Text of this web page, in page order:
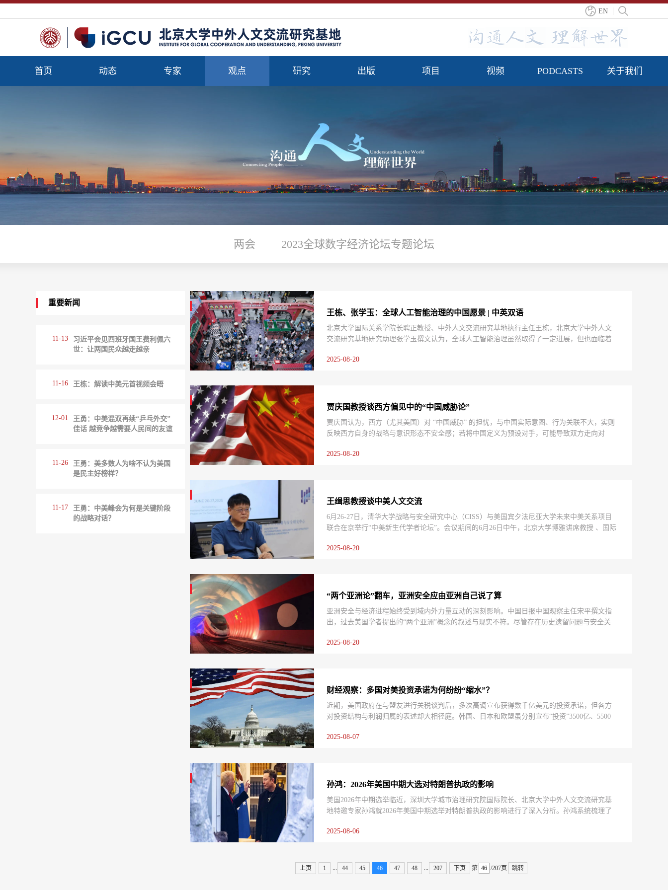
EN
首页 动态 专家 观点 研究 出版 项目 视频 PODCASTS 关于我们
两会 2023全球数字经济论坛专题论坛
王栋、张学玉：全球人工智能治理的中国愿景 | 中英双语
北京大学国际关系学院长聘正教授、中外人文交流研究基地执行主任王栋，北京大学中外人文
交流研究基地研究助理张学玉撰文认为，全球人工智能治理虽然取得了一定进展，但也面临着
智能技术快速发展带来的变革与风险，中国在2025年世界人工智能大会上系统阐述了其全球治
2025-08-20
贾庆国教授谈西方偏见中的“中国威胁论”
贾庆国认为，西方（尤其美国）对 “中国威胁” 的担忧，与中国实际意图、行为关联不大，实则
反映西方自身的战略与意识形态不安全感；若将中国定义为预设对手，可能导致双方走向对
中美互信与理解。尤其是进一步推进文化教育层面的沟通以及学术交流，对于深入理解中国观
2025-08-20
王缉思教授谈中美人文交流
6月26-27日，清华大学战略与安全研究中心（CISS）与美国宾夕法尼亚大学未来中美关系项目
联合在京举行“中美新生代学者论坛”。会议期间的6月26日中午，北京大学博雅讲席教授 、国际
享了过去几十年在中美人文交流方面的经历、故事与思考后，王缉思教授回答了与会的中美学
2025-08-20
“两个亚洲论”翻车，亚洲安全应由亚洲自己说了算
亚洲安全与经济进程始终受到域内外力量互动的深刻影响。中国日报中国观察主任宋平撰文指
出，过去美国学者提出的“两个亚洲”概念的叙述与现实不符。尽管存在历史遗留问题与安全关
实表明，亚洲发展的真正障碍来自外部的持续干预，未来仍需在内外力量互动与自主发展之间
2025-08-20
财经观察：多国对美投资承诺为何纷纷“缩水”？
近期，美国政府在与盟友进行关税谈判后，多次高调宣布获得数千亿美元的投资承诺，但各方
对投资结构与利润归属的表述却大相径庭。韩国、日本和欧盟虽分别宣布“投资”3500亿、5500
民所有”。在这种表述错位下，外界纷纷质疑这些“投资”是否真能落地，又或只是政治意图主导
2025-08-07
孙鸿：2026年美国中期大选对特朗普执政的影响
美国2026年中期选举临近，深圳大学城市治理研究院国际院长、北京大学中外人文交流研究基
地特邀专家孙鸿就2026年美国中期选举对特朗普执政的影响进行了深入分析。孙鸿系统梳理了
治经济动因。同时，孙鸿重点阐述了2026年中期选举的运作机制与关键变量。
2025-08-06
上页 1 44 45 46 47 48 207 下页 第 /207页 跳转
重要新闻
11-13
习近平会见西班牙国王费利佩六
世：让两国民众越走越亲
11-16 王栋：解读中美元首视频会晤
12-01
王勇：中美混双再续“乒乓外交”
佳话 越竞争越需要人民间的友谊
11-26
王勇：美多数人为啥不认为美国
是民主好榜样？
11-17
王勇：中美峰会为何是关键阶段
的战略对话？